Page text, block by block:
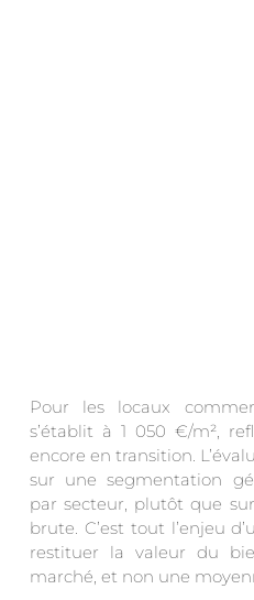
Pour les locaux
s’établit à 1 050 €/m²,
encore en transition.
sur une segmentation
par secteur, plutôt que
brute. C’est tout l’enjeu
restituer la valeur du
marché, et non une